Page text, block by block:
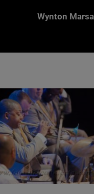
Wynton